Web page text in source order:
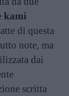
kami
di questa
note, ma
dai
scritta